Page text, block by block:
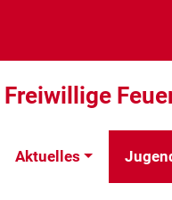
Freiwillige
Aktuelles